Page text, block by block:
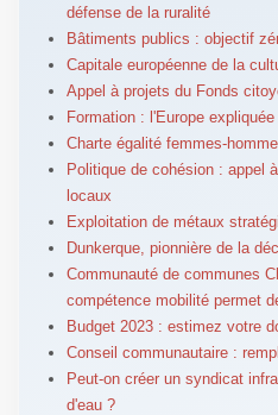
défense de la ruralité
Bâtiments publics : objectif
Capitale européenne de la
Appel à projets du Fonds
Formation : l'Europe
Charte égalité femmes-
Politique de cohésion : appel
locaux
Exploitation de métaux
Dunkerque, pionnière de la
Communauté de communes
compétence mobilité permet
Budget 2023 : estimez votre
Conseil communautaire :
Peut-on créer un syndicat
d'eau ?